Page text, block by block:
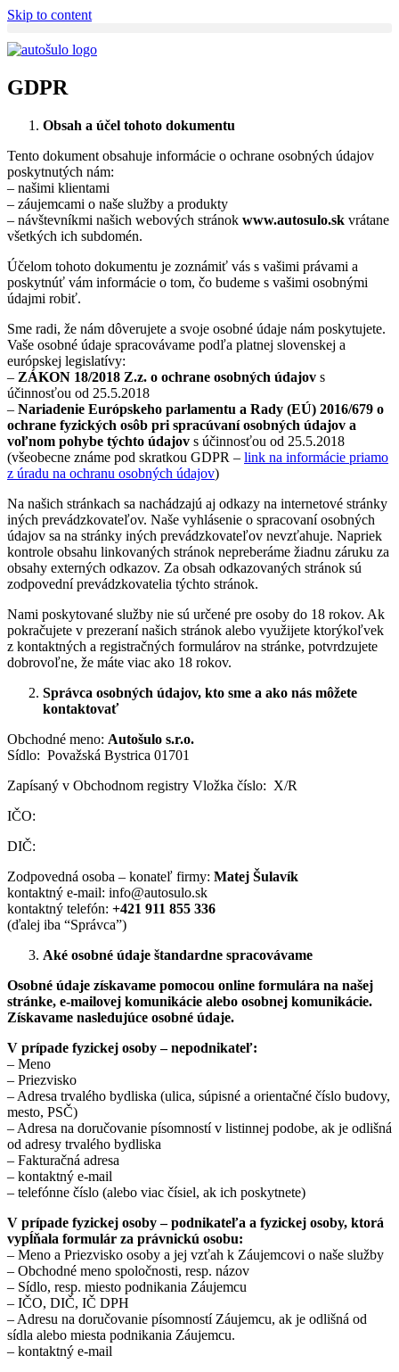
Skip to content
GDPR
Obsah a účel tohoto dokumentu
Tento dokument obsahuje informácie o ochrane osobných údajov
poskytnutých nám:
– našimi klientami
– záujemcami o naše služby a produkty
– návštevníkmi našich webových stránok www.autosulo.sk vrátane
všetkých ich subdomén.
Účelom tohoto dokumentu je zoznámiť vás s vašimi právami a
poskytnúť vám informácie o tom, čo budeme s vašimi osobnými
údajmi robiť.
Sme radi, že nám dôverujete a svoje osobné údaje nám poskytujete.
Vaše osobné údaje spracovávame podľa platnej slovenskej a
európskej legislatívy:
– ZÁKON 18/2018 Z.z. o ochrane osobných údajov s
účinnosťou od 25.5.2018
– Nariadenie Európskeho parlamentu a Rady (EÚ) 2016/679 o
ochrane fyzických osôb pri spracúvaní osobných údajov a
voľnom pohybe týchto údajov s účinnosťou od 25.5.2018
(všeobecne známe pod skratkou GDPR – link na informácie priamo
z úradu na ochranu osobných údajov)
Na našich stránkach sa nachádzajú aj odkazy na internetové stránky
iných prevádzkovateľov. Naše vyhlásenie o spracovaní osobných
údajov sa na stránky iných prevádzkovateľov nevzťahuje. Napriek
kontrole obsahu linkovaných stránok nepreberáme žiadnu záruku za
obsahy externých odkazov. Za obsah odkazovaných stránok sú
zodpovední prevádzkovatelia týchto stránok.
Nami poskytované služby nie sú určené pre osoby do 18 rokov. Ak
pokračujete v prezeraní našich stránok alebo využijete ktorýkoľvek
z kontaktných a registračných formulárov na stránke, potvrdzujete
dobrovoľne, že máte viac ako 18 rokov.
Správca osobných údajov, kto sme a ako nás môžete
kontaktovať
Obchodné meno: Autošulo s.r.o.
Sídlo: Považská Bystrica 01701
Zapísaný v Obchodnom registry Vložka číslo: X/R
IČO:
DIČ:
Zodpovedná osoba – konateľ firmy: Matej Šulavík
kontaktný e-mail: info@autosulo.sk
kontaktný telefón: +421 911 855 336
(ďalej iba “Správca”)
Aké osobné údaje štandardne spracovávame
Osobné údaje získavame pomocou online formulára na našej
stránke, e-mailovej komunikácie alebo osobnej komunikácie.
Získavame nasledujúce osobné údaje.
V prípade fyzickej osoby – nepodnikateľ:
– Meno
– Priezvisko
– Adresa trvalého bydliska (ulica, súpisné a orientačné číslo budovy,
mesto, PSČ)
– Adresa na doručovanie písomností v listinnej podobe, ak je odlišná
od adresy trvalého bydliska
– Fakturačná adresa
– kontaktný e-mail
– telefónne číslo (alebo viac čísiel, ak ich poskytnete)
V prípade fyzickej osoby – podnikateľa a fyzickej osoby, ktorá
vypĺňala formulár za právnickú osobu:
– Meno a Priezvisko osoby a jej vzťah k Záujemcovi o naše služby
– Obchodné meno spoločnosti, resp. názov
– Sídlo, resp. miesto podnikania Záujemcu
– IČO, DIČ, IČ DPH
– Adresu na doručovanie písomností Záujemcu, ak je odlišná od
sídla alebo miesta podnikania Záujemcu.
– kontaktný e-mail